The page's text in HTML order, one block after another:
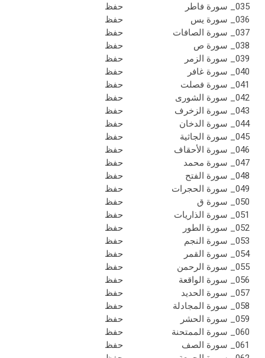
035_ سورة فاطر
حفظ
036_ سورة يس
حفظ
037_ سورة الصافات
حفظ
038_ سورة ص
حفظ
039_ سورة الزمر
حفظ
040_ سورة غافر
حفظ
041_ سورة فصلت
حفظ
042_ سورة الشورى
حفظ
043_ سورة الزخرف
حفظ
044_ سورة الدخان
حفظ
045_ سورة الجاثية
حفظ
046_ سورة الأحقاف
حفظ
047_ سورة محمد
حفظ
048_ سورة الفتح
حفظ
049_ سورة الحجرات
حفظ
050_ سورة ق
حفظ
051_ سورة الذاريات
حفظ
052_ سورة الطور
حفظ
053_ سورة النجم
حفظ
054_ سورة القمر
حفظ
055_ سورة الرحمن
حفظ
056_ سورة الواقعة
حفظ
057_ سورة الحديد
حفظ
058_ سورة المجادلة
حفظ
059_ سورة الحشر
حفظ
060_ سورة الممتحنة
حفظ
061_ سورة الصف
حفظ